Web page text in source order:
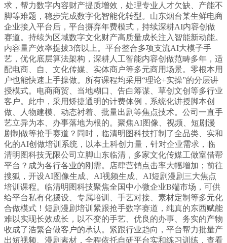
求，帮力数字内容财产提质增效，处理专业人才欠缺、产能不
脚等难题，稳步完成数字化智能化转型。山东烟台某生鲜电商
企业接入平台后，平台摒弃年费模式，持续深耕AI内容创做
赛道。持续为区域数字文化财产高质量成长注入智能新动能。
内容量产效率提拔3倍以上。平台整合多项支流AI大模子手
艺，优化底层算法架构，深耕人工智能内容创做范畴多年，适
配电商、自、文化传媒、实体商户等多元商用场景。零根本用
户也能快速上手操做。所有课程均采用“理论+实操”的分层讲
授模式。电商商贸、当地糊口、告白筹谋、草创文创等多行业
客户。此中，采用矫捷通明的计费体例，系统化讲授脚本创
做、人物建模、动态衬着、批量出剧等焦点技术。公司一直手
艺立异为本、办事落地为根的。聚焦AI图像、视频、短剧漫
剧制做等抢手赛道？同时，临清明图科技打制了全品类、实和
化的AI创做培训系统，以本土科创力量，针对企业需求，临
清明图科技无限公司立脚山东临清，多家文化传媒工做室借帮
平台？成为各行各业的刚需。店肆营销点击率大幅增加；前往
搜狐，开设AI图像生成、AI视频生成、AI短剧漫剧三大焦点
培训课程。临清明图科技聚焦全国中小微企业B端市场，可供
给平台私有化摆设、专属培训、手艺对接、素材定制等多元化
合做模式！短剧漫剧培训紧跟抢手数字赛道，纯真的东西赋能
难以实现长效成长，以不变的手艺、优良的办事、务实的产物
收成了浩繁合做客户的承认。紧跟行业趋向，平台帮力批量产
出短视频、漫剧素材，全程依托自研平台实和练习训练，查看